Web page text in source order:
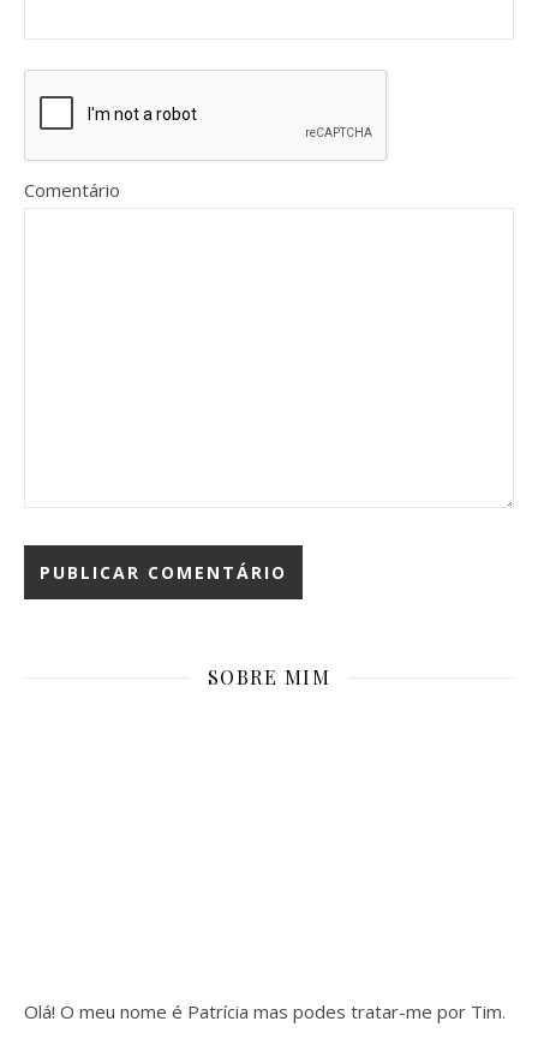
Comentário
SOBRE MIM
Olá! O meu nome é Patrícia mas podes tratar-me por Tim.